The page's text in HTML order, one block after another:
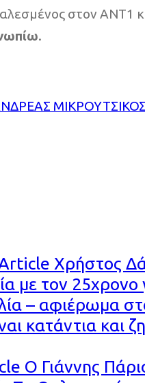
στον ANT1
.
ΜΙΚΡΟΥΤΣΙΚΟΣ
Χρήστος
με τον 25χρονο
– αφιέρωμα
κατάντια και
Ο Γιάννης